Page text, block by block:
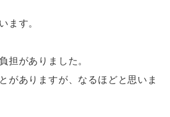
す。
がありました。
がありますが、なるほどと思いま